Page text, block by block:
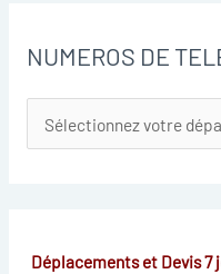
NUMEROS DE
Déplacements et Devis 7